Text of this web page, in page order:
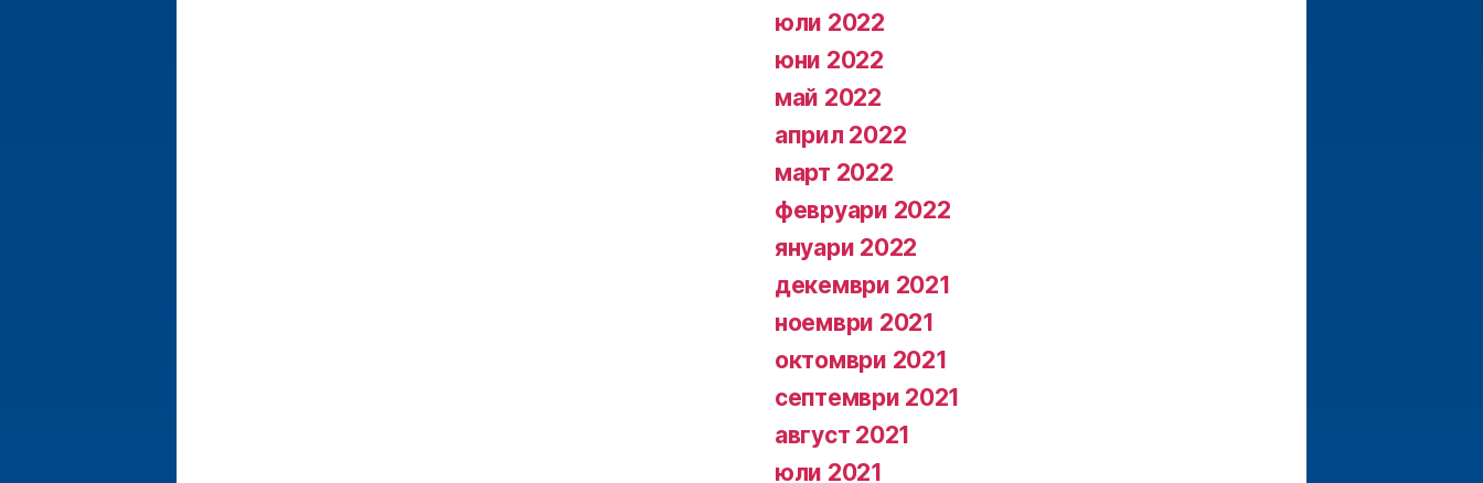
юли 2022
юни 2022
май 2022
април 2022
март 2022
февруари 2022
януари 2022
декември 2021
ноември 2021
октомври 2021
септември 2021
август 2021
юли 2021